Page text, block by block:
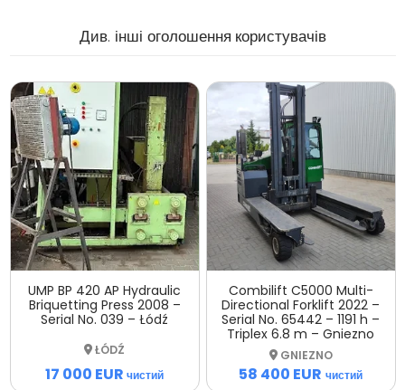
Див. інші оголошення користувачів
UMP BP 420 AP Hydraulic
Briquetting Press 2008 –
Serial No. 039 – Łódź
ŁÓDŹ
17 000 EUR чистий
Combilift C5000 Multi-
Directional Forklift 2022 –
Serial No. 65442 – 1191 h –
Triplex 6.8 m – Gniezno
GNIEZNO
58 400 EUR чистий